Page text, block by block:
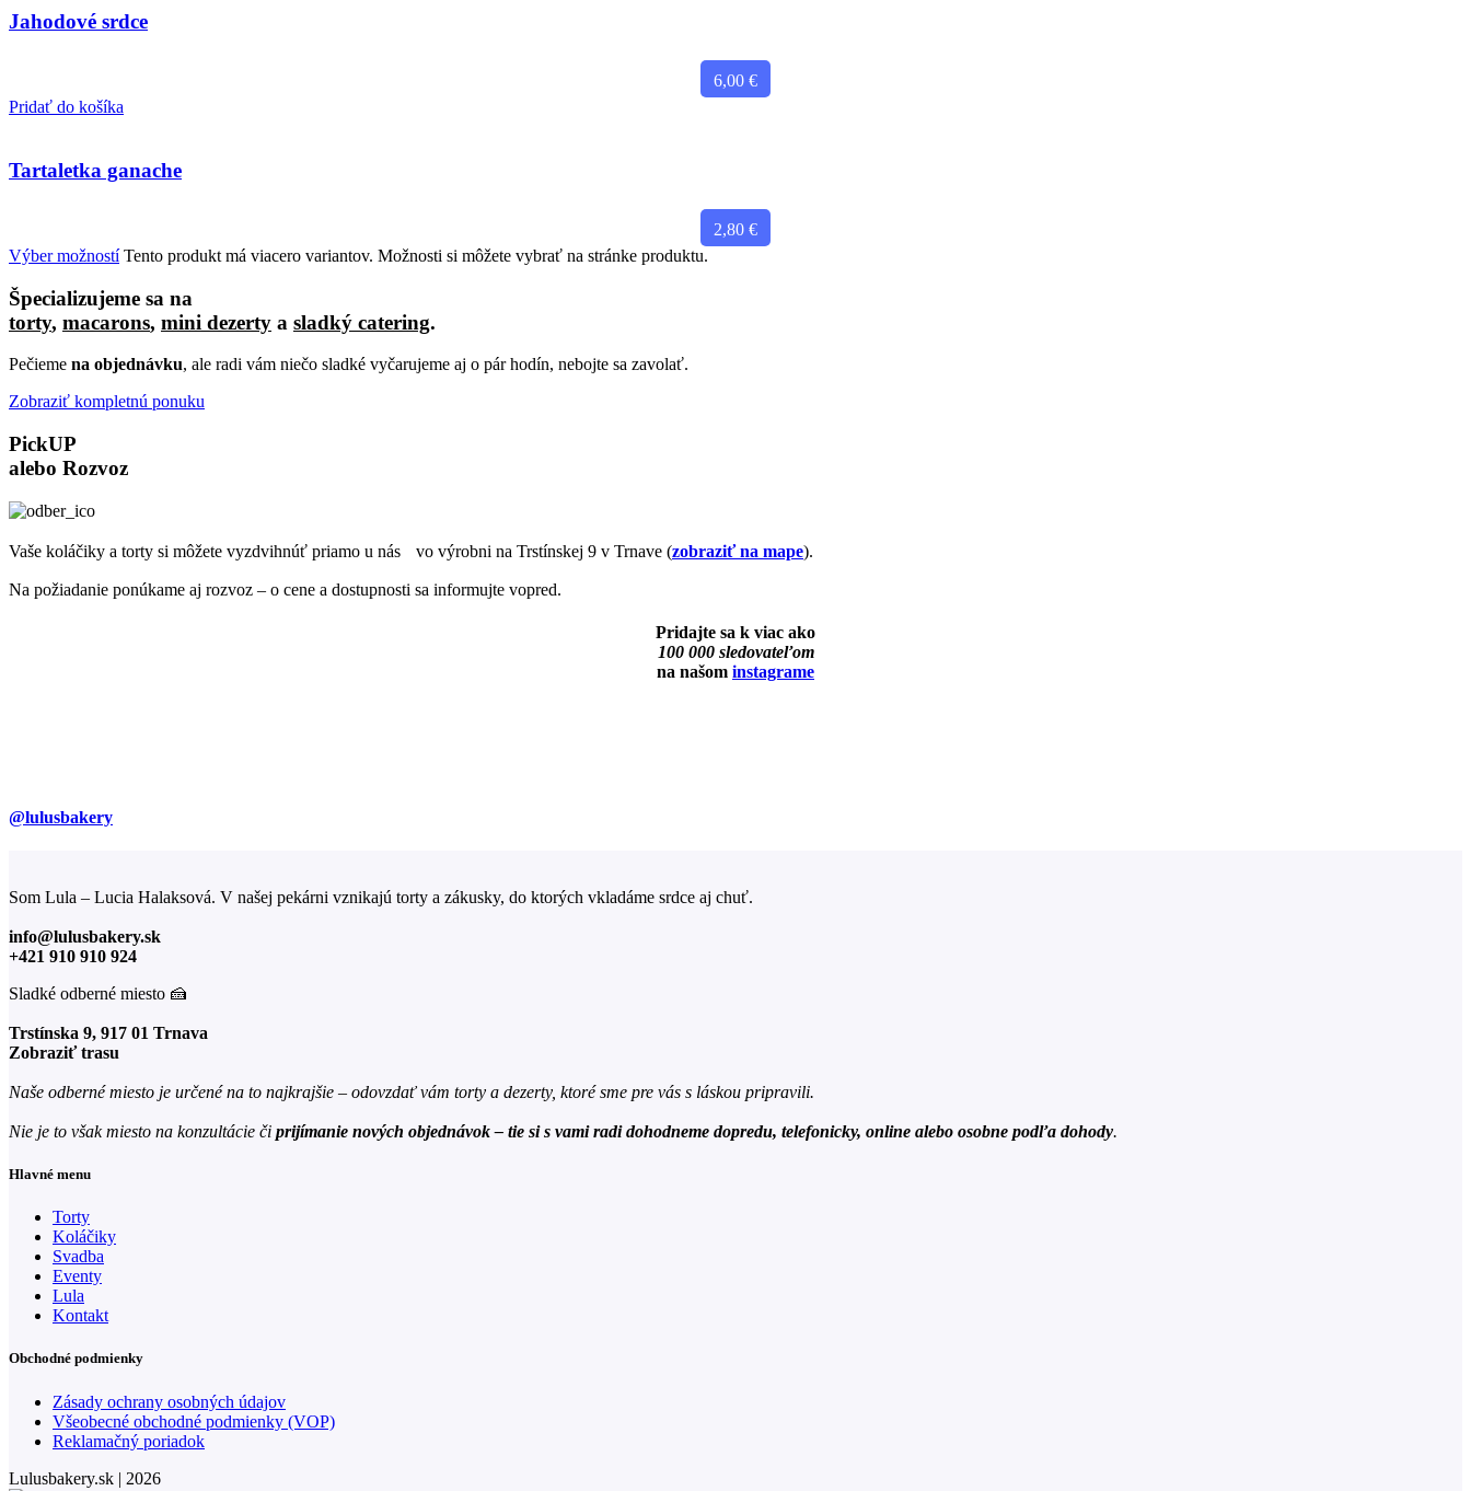
Jahodové srdce
6,00 €
Pridať do košíka
Tartaletka ganache
2,80 €
Výber možností Tento produkt má viacero variantov. Možnosti si môžete vybrať na stránke produktu.
Špecializujeme sa na
torty, macarons, mini dezerty a sladký catering.
Pečieme na objednávku, ale radi vám niečo sladké vyčarujeme aj o pár hodín, nebojte sa zavolať.
Zobraziť kompletnú ponuku
PickUP
alebo Rozvoz
Vaše koláčiky a torty si môžete vyzdvihnúť priamo u nás vo výrobni na Trstínskej 9 v Trnave (zobraziť na mape).
Na požiadanie ponúkame aj rozvoz – o cene a dostupnosti sa informujte vopred.
Pridajte sa k viac ako
100 000 sledovateľom
na našom instagrame
@lulusbakery
Som Lula – Lucia Halaksová. V našej pekárni vznikajú torty a zákusky, do ktorých vkladáme srdce aj chuť.
info@lulusbakery.sk
+421 910 910 924
Sladké odberné miesto 🍰
Trstínska 9, 917 01 Trnava
Zobraziť trasu
Naše odberné miesto je určené na to najkrajšie – odovzdať vám torty a dezerty, ktoré sme pre vás s láskou pripravili.
Nie je to však miesto na konzultácie či prijímanie nových objednávok – tie si s vami radi dohodneme dopredu, telefonicky, online alebo osobne podľa dohody.
Hlavné menu
Torty
Koláčiky
Svadba
Eventy
Lula
Kontakt
Obchodné podmienky
Zásady ochrany osobných údajov
Všeobecné obchodné podmienky (VOP)
Reklamačný poriadok
Lulusbakery.sk | 2026